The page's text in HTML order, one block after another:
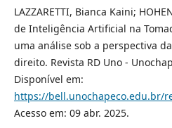
LAZZARETTI, Bianca Kaini;
de Inteligência Artificial na
uma análise sob a perspectiva
direito. Revista RD Uno -
Disponível em:
https://bell.unochapeco.edu.br/
Acesso em: 09 abr. 2025.